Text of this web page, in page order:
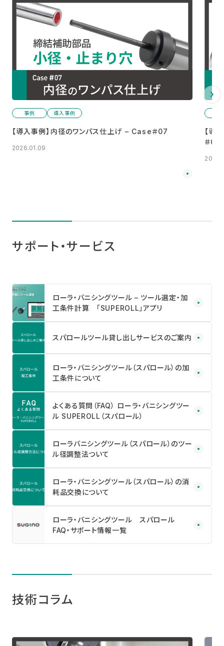
事例 導入事例
【導入事例】内径のワンパス仕上げ – Case＃07
2026.01.09
【導
＃06
サポート・サービス
ローラ・バニシングツール – ツール選定・加
工条件計算 「SUPEROLL」アプリ
スパロールツール貸し出しサービスのご案内
ローラ・バニシングツール（スパロール）の加
工条件について
よくある質問（FAQ） ローラ・バニシングツー
ル SUPEROLL（スパロール）
ローラバニシングツール（スパロール）のツー
ル径調整法ついて
ローラ・バニシングツール（スパロール）の消
耗品交換について
ローラ・バニシングツール スパロール
FAQ・サポート情報一覧
技術コラム